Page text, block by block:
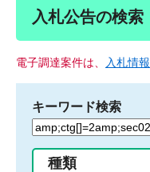
入札公告の検索
電子調達案件は、 入札情
キーワード検索
検
種類